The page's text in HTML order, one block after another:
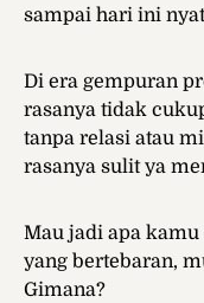
sampai hari ini
Di era gempuran
rasanya tidak
tanpa relasi atau
rasanya sulit ya
Mau jadi apa
yang bertebaran,
Gimana?